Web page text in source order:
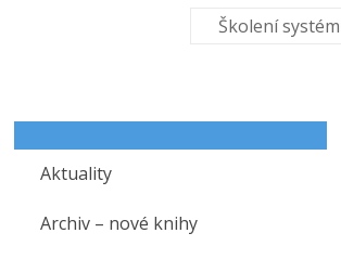
Školení
Aktuality
Archiv – nové knihy